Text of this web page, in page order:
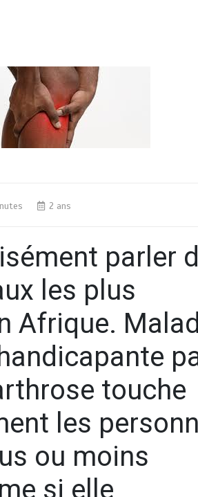
2 ans
parler
les plus
Afrique.
touche
les
ou moins
si elle